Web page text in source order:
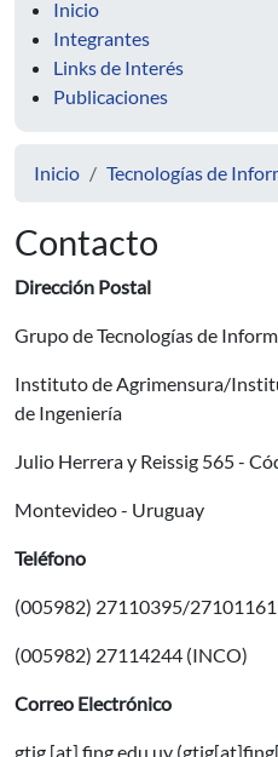
Inicio
Integrantes
Links de Interés
Publicaciones
Inicio Tecnologías de
Contacto
Dirección Postal
Grupo de Tecnologías de
Instituto de Agrimensura/
de Ingeniería
Julio Herrera y Reissig 565 -
Montevideo - Uruguay
Teléfono
(005982) 27110395/
(005982) 27114244 (INCO)
Correo Electrónico
gtig [at] fing.edu.uy